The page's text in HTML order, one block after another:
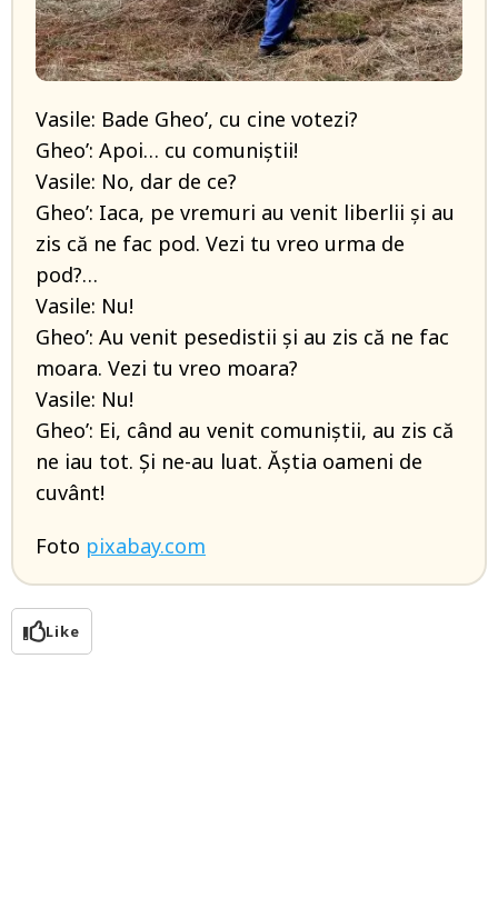
Vasile: Bade Gheo’, cu cine votezi?
Gheo’: Apoi… cu comuniștii!
Vasile: No, dar de ce?
Gheo’: Iaca, pe vremuri au venit liberlii și au
zis că ne fac pod. Vezi tu vreo urma de
pod?…
Vasile: Nu!
Gheo’: Au venit pesedistii și au zis că ne fac
moara. Vezi tu vreo moara?
Vasile: Nu!
Gheo’: Ei, când au venit comuniștii, au zis că
ne iau tot. Și ne-au luat. Ăștia oameni de
cuvânt!
Foto pixabay.com
Like